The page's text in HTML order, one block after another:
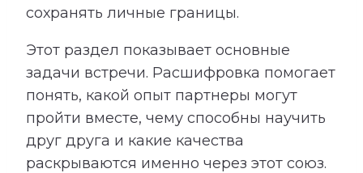
сохранять личные границы.
Этот раздел показывает основные
задачи встречи. Расшифровка помогает
понять, какой опыт партнеры могут
пройти вместе, чему способны научить
друг друга и какие качества
раскрываются именно через этот союз.